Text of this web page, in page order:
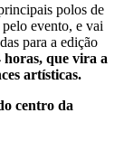
polos de
evento, e vai
para a edição
que vira a
artísticas.
centro da